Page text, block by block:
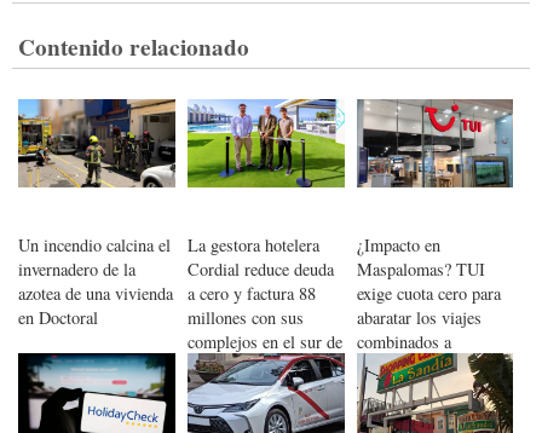
Contenido relacionado
Un incendio calcina el
invernadero de la
azotea de una vivienda
en Doctoral
La gestora hotelera
Cordial reduce deuda
a cero y factura 88
millones con sus
complejos en el sur de
Gran Canaria
¿Impacto en
Maspalomas? TUI
exige cuota cero para
abaratar los viajes
combinados a
Canarias